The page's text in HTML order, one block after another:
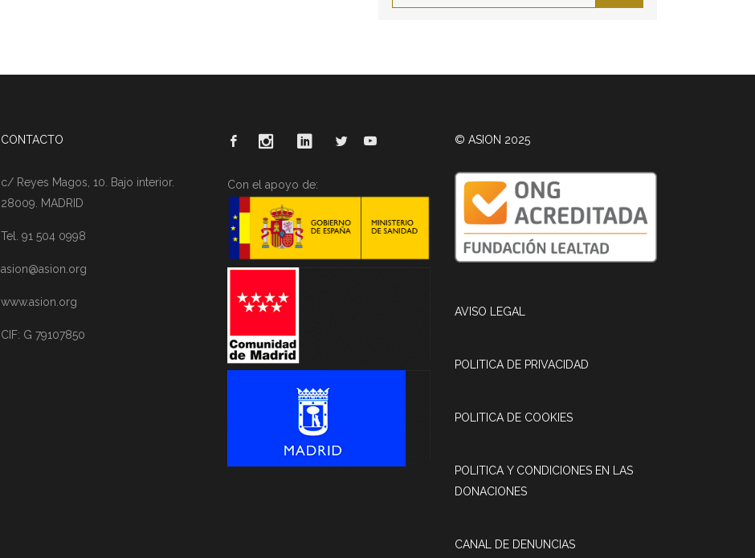
CONTACTO
c/ Reyes Magos, 10. Bajo interior.
28009. MADRID
Tel. 91 504 0998
asion@asion.org
www.asion.org
CIF: G 79107850
Con el apoyo de:
© ASION 2025
AVISO LEGAL
POLITICA DE PRIVACIDAD
POLITICA DE COOKIES
POLITICA Y CONDICIONES EN LAS
DONACIONES
CANAL DE DENUNCIAS